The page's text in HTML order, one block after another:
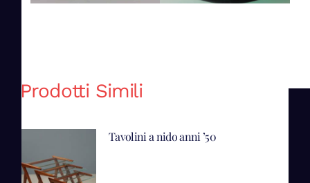
Prodotti Simili
Tavolini a nido anni ’50